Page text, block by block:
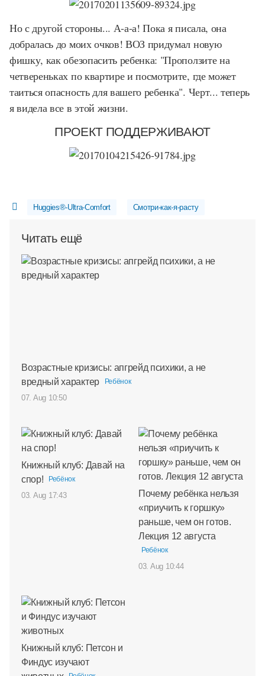
Но с другой стороны... А-а-а! Пока я писала, она
добралась до моих очков! ВОЗ придумал новую
фишку, как обезопасить ребенка: "Проползите на
четвереньках по квартире и посмотрите, где может
таиться опасность для вашего ребенка". Черт... теперь
я видела все в этой жизни.
ПРОЕКТ ПОДДЕРЖИВАЮТ
Huggies®-Ultra-Comfort Смотри-как-я-расту
Читать ещё
Возрастные кризисы: апгрейд психики, а не
вредный характер
Ребёнок
07. Aug 10:50
Книжный клуб: Давай на
спор!
Ребёнок
03. Aug 17:43
Почему ребёнка нельзя
«приучить к горшку»
раньше, чем он готов.
Лекция 12 августа
Ребёнок
03. Aug 10:44
Книжный клуб: Петсон и
Финдус изучают